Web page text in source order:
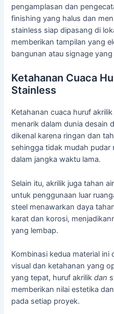
pengamplasan dan
finishing yang halus dan
stainless siap dipasang di
memberikan tampilan yang
bangunan atau signage
Ketahanan Cuaca
Stainless
Ketahanan cuaca huruf
menarik dalam dunia desain
dikenal karena ringan dan
sehingga tidak mudah pudar
dalam jangka waktu lama.
Selain itu, akrilik juga tahan
untuk penggunaan luar
steel menawarkan daya
karat dan korosi,
yang lembap.
Kombinasi kedua material
visual dan ketahanan yang
yang tepat, huruf akrilikdan
memberikan nilai estetika
pada setiap proyek.